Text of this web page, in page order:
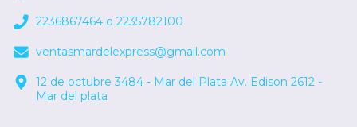
2236867464 o 2235782100
ventasmardelexpress@gmail.com
12 de octubre 3484 - Mar del Plata Av. Edison 2612 -
Mar del plata